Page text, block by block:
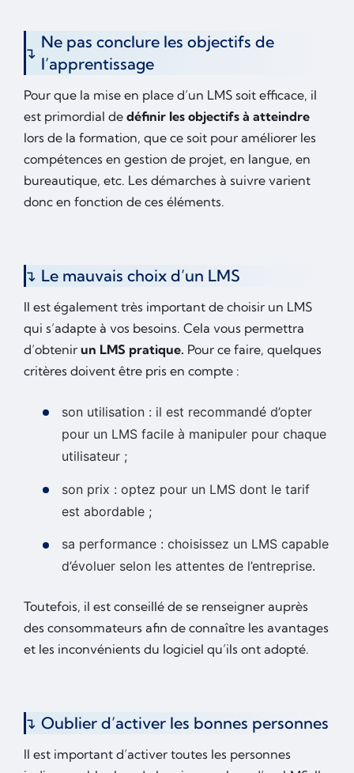
Ne pas conclure les objectifs de
l’apprentissage
Pour que la mise en place d’un LMS soit efficace, il
est primordial de définir les objectifs à atteindre
lors de la formation, que ce soit pour améliorer les
compétences en gestion de projet, en langue, en
bureautique, etc. Les démarches à suivre varient
donc en fonction de ces éléments.
Le mauvais choix d’un LMS
Il est également très important de choisir un LMS
qui s’adapte à vos besoins. Cela vous permettra
d’obtenir un LMS pratique. Pour ce faire, quelques
critères doivent être pris en compte :
son utilisation : il est recommandé d’opter
pour un LMS facile à manipuler pour chaque
utilisateur ;
son prix : optez pour un LMS dont le tarif
est abordable ;
sa performance : choisissez un LMS capable
d’évoluer selon les attentes de l’entreprise.
Toutefois, il est conseillé de se renseigner auprès
des consommateurs afin de connaître les avantages
et les inconvénients du logiciel qu’ils ont adopté.
Oublier d’activer les bonnes personnes
Il est important d’activer toutes les personnes